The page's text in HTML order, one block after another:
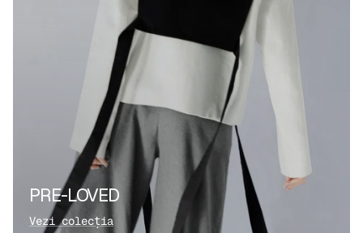
PRE-LOVED
Vezi colecția